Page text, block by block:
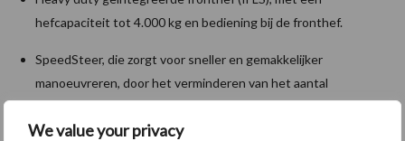
We value your privacy
hefcapaciteit tot 4.000 kg en bediening bij de fronthef.
SpeedSteer, die zorgt voor sneller en gemakkelijker
manoeuvreren, door het verminderen van het aantal
maken.